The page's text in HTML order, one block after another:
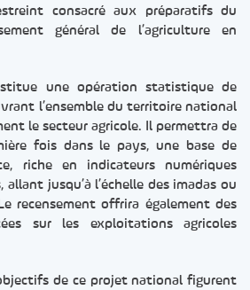
consacré aux préparatifs du
général de l’agriculture en
une opération statistique de
l’ensemble du territoire national
le secteur agricole. Il permettra de
fois dans le pays, une base de
riche en indicateurs numériques
jusqu’à l’échelle des imadas ou
recensement offrira également des
sur les exploitations agricoles
de ce projet national figurent